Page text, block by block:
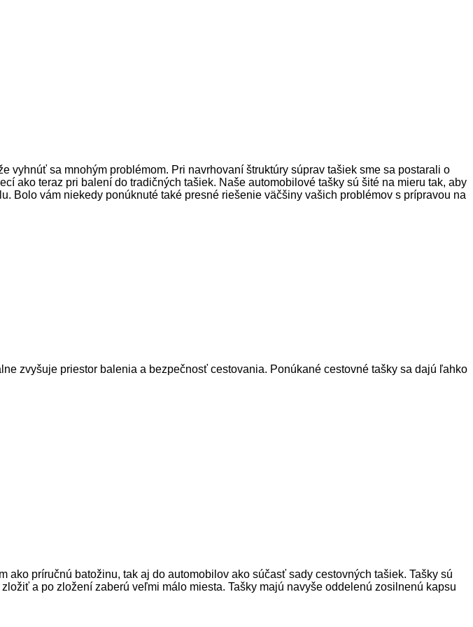
vyhnúť sa mnohým problémom. Pri navrhovaní štruktúry súprav tašiek sme sa postarali o
ako teraz pri balení do tradičných tašiek. Naše automobilové tašky sú šité na mieru tak, aby
Bolo vám niekedy ponúknuté také presné riešenie väčšiny vašich problémov s prípravou na
zvyšuje priestor balenia a bezpečnosť cestovania. Ponúkané cestovné tašky sa dajú ľahko
príručnú batožinu, tak aj do automobilov ako súčasť sady cestovných tašiek. Tašky sú
a po zložení zaberú veľmi málo miesta. Tašky majú navyše oddelenú zosilnenú kapsu